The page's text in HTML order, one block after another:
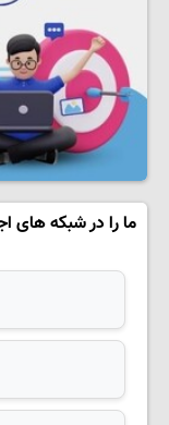
ما را در شبکه های